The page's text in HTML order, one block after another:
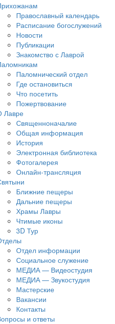
Православный календарь
Расписание богослужений
Новости
Публикации
Знакомство с Лаврой
Паломнический отдел
Где остановиться
Что посетить
Пожертвование
Лавре
Священноначалие
Общая информация
История
Электронная библиотека
Фотогалерея
Онлайн-трансляция
Ближние пещеры
Дальние пещеры
Храмы Лавры
Чтимые иконы
3D Тур
Отдел информации
Социальное служение
МЕДИА — Видеостудия
МЕДИА — Звукостудия
Мастерские
Вакансии
Контакты
и ответы